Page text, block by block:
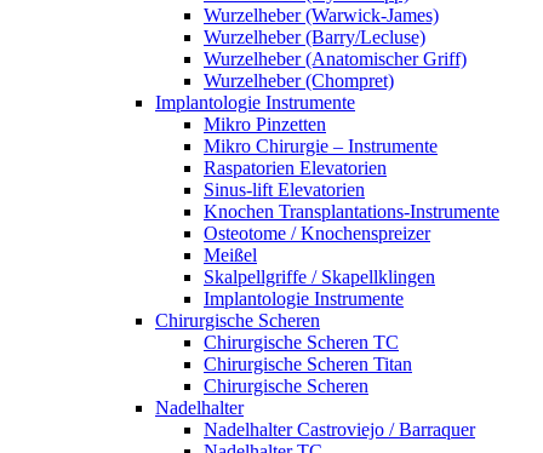
Wurzelheber (Warwick-James)
Wurzelheber (Barry/Lecluse)
Wurzelheber (Anatomischer Griff)
Wurzelheber (Chompret)
Implantologie Instrumente
Mikro Pinzetten
Mikro Chirurgie – Instrumente
Raspatorien Elevatorien
Sinus-lift Elevatorien
Knochen Transplantations-Instrumente
Osteotome / Knochenspreizer
Meißel
Skalpellgriffe / Skapellklingen
Implantologie Instrumente
Chirurgische Scheren
Chirurgische Scheren TC
Chirurgische Scheren Titan
Chirurgische Scheren
Nadelhalter
Nadelhalter Castroviejo / Barraquer